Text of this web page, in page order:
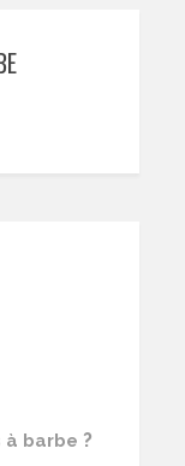
à barbe ?